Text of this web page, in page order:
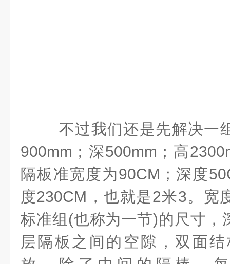
不过我们还是先解决一
900mm ；深500mm ；高
隔板准宽度为90CM ；深度
度230CM ，也就是2米3。宽
标准组 (也称为一节)的尺寸，
层隔板之间的空隙，双面